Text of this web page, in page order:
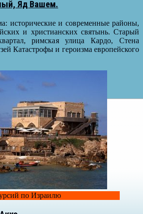
Яд Вашем.
исторические и современные районы,
и христианских святынь. Старый
римская улица Кардо, Стена
Катастрофы и героизма европейского
по Израилю